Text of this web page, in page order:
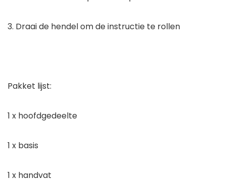
3. Draai de hendel om de instructie te rollen
Pakket lijst:
1 x hoofdgedeelte
1 x basis
1 x handvat